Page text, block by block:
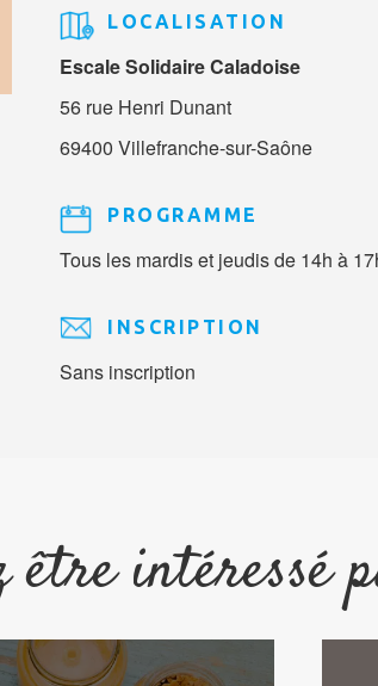
LOCALISATION
Escale Solidaire Caladoise
56 rue Henri Dunant
69400 Villefranche-sur-Saône
PROGRAMME
Tous les mardis et jeudis de 14h à
INSCRIPTION
Sans inscription
être intéressé